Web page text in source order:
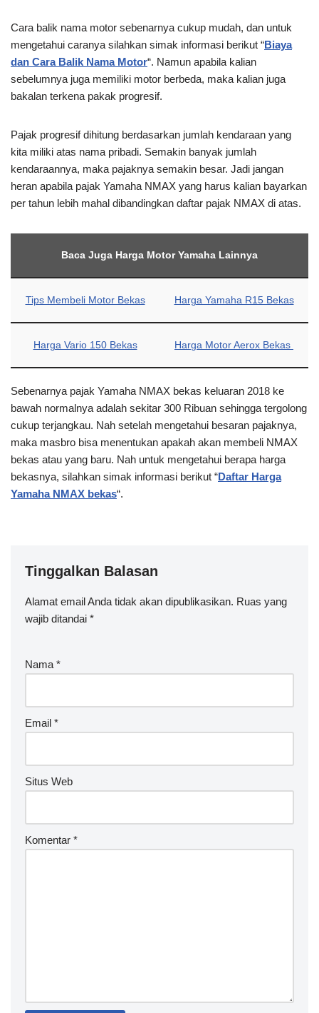
Cara balik nama motor sebenarnya cukup mudah, dan untuk
mengetahui caranya silahkan simak informasi berikut “Biaya
dan Cara Balik Nama Motor“. Namun apabila kalian
sebelumnya juga memiliki motor berbeda, maka kalian juga
bakalan terkena pakak progresif.
Pajak progresif dihitung berdasarkan jumlah kendaraan yang
kita miliki atas nama pribadi. Semakin banyak jumlah
kendaraannya, maka pajaknya semakin besar. Jadi jangan
heran apabila pajak Yamaha NMAX yang harus kalian bayarkan
per tahun lebih mahal dibandingkan daftar pajak NMAX di atas.
Baca Juga Harga Motor Yamaha Lainnya
Tips Membeli Motor Bekas Harga Yamaha R15 Bekas
Harga Vario 150 Bekas Harga Motor Aerox Bekas
Sebenarnya pajak Yamaha NMAX bekas keluaran 2018 ke
bawah normalnya adalah sekitar 300 Ribuan sehingga tergolong
cukup terjangkau. Nah setelah mengetahui besaran pajaknya,
maka masbro bisa menentukan apakah akan membeli NMAX
bekas atau yang baru. Nah untuk mengetahui berapa harga
bekasnya, silahkan simak informasi berikut “Daftar Harga
Yamaha NMAX bekas“.
Tinggalkan Balasan
Alamat email Anda tidak akan dipublikasikan. Ruas yang
wajib ditandai *
Nama *
Email *
Situs Web
Komentar *
A
lt
n
ti
v